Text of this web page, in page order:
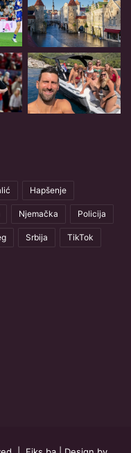
Hapšenje
Njemačka Policija
Srbija TikTok